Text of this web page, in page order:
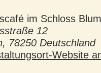
im Schloss
12
, 78250 Deutschland
Website